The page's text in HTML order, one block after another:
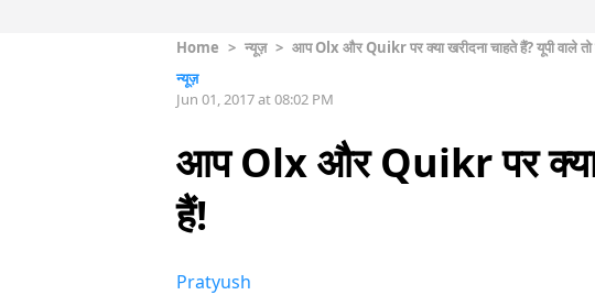
Home > न्यूज़ > आप Olx और Quikr पर क्या खरीदना चाहते हैं? यूपी वाले तो
न्यूज़
Jun 01, 2017 at 08:02 PM
आप Olx और Quikr पर क्या
हैं!
Pratyush